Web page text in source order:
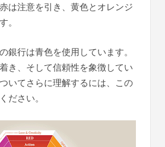
は注意を引き、黄色とオレンジ
。
銀行は青色を使用しています。
き、そして信頼性を象徴してい
いてさらに理解するには、この
ださい。